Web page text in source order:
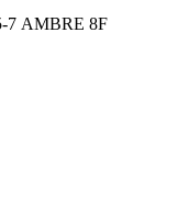
7 AMBRE 8F